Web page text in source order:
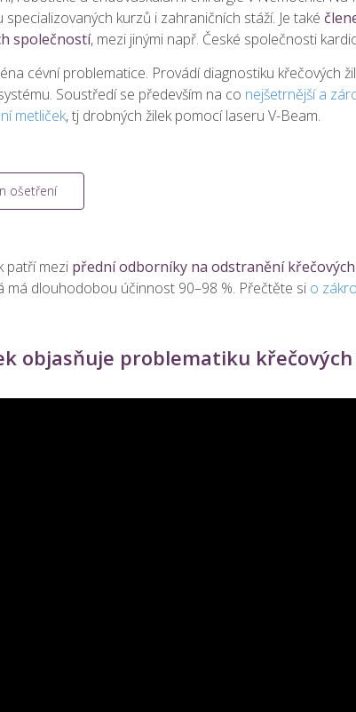
kurzů i zahraničních stáží. Je také
společností, mezi jinými např. České společnosti
cévní problematice. Provádí diagnostiku křečových
Soustředí se především na co nejšetrnější a
metliček, tj drobných žilek pomocí laseru V-Beam.
ošetření
patří mezi přední odborníky na odstranění křečových
má dlouhodobou účinnost 90–98 %. Přečtěte si o
objasňuje problematiku